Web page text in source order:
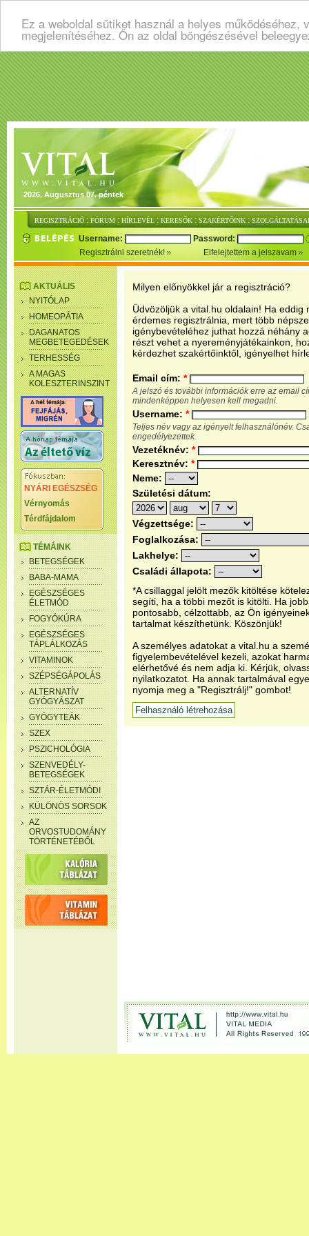
Ez a weboldal sütiket használ a helyes
megjelenítéséhez. Ön az oldal böngészésével
2026. Augusztus 07. péntek
REGISZTRÁCIÓ : FÓRUM : HÍRLEVÉL : KERESŐK : SZAKÉRTŐINK :
Username:
Password:
Regisztrálni szeretnék!
Elfelejtettem a jelszavam
AKTUÁLIS
NYITÓLAP
HOMEOPÁTIA
DAGANATOS
MEGBETEGEDÉSEK
TERHESSÉG
A MAGAS
KOLESZTERINSZINT
NYÁRI EGÉSZSÉG
Vérnyomás
Térdfájdalom
TÉMÁINK
BETEGSÉGEK
BABA-MAMA
EGÉSZSÉGES
ÉLETMÓD
FOGYÓKÚRA
EGÉSZSÉGES
TÁPLÁLKOZÁS
VITAMINOK
SZÉPSÉGÁPOLÁS
ALTERNATÍV
GYÓGYÁSZAT
GYÓGYTEÁK
SZEX
PSZICHOLÓGIA
SZENVEDÉLY-
BETEGSÉGEK
SZTÁR-ÉLETMÓDI
KÜLÖNÖS SORSOK
AZ
ORVOSTUDOMÁNY
TÖRTÉNETÉBŐL
Milyen előnyökkel jár a regisztráció?
Üdvözöljük a vital.hu oldalain! Ha eddig
érdemes regisztrálnia, mert több
igénybevételéhez juthat hozzá néhány
részt vehet a nyereményjátékainkon,
kérdezhet szakértőinktől, igényelhet
Email cím: *
A jelszó és további információk erre az email
mindenképpen helyesen kell megadni.
Username: *
Teljes név vagy az igényelt felhasználónév.
engedélyezettek.
Vezetéknév: *
Keresztnév: *
Neme:
Születési dátum:
Végzettsége:
Foglalkozása:
Lakhelye:
Családi állapota:
*A csillaggal jelölt mezők kitöltése
segíti, ha a többi mezőt is kitölti. Ha
pontosabb, célzottabb, az Ön
tartalmat készíthetünk. Köszönjük!
A személyes adatokat a vital.hu a
figyelembevételével kezeli, azokat
elérhetővé és nem adja ki. Kérjük,
nyilatkozatot. Ha annak tartalmával
nyomja meg a "Regisztrálj!" gombot!